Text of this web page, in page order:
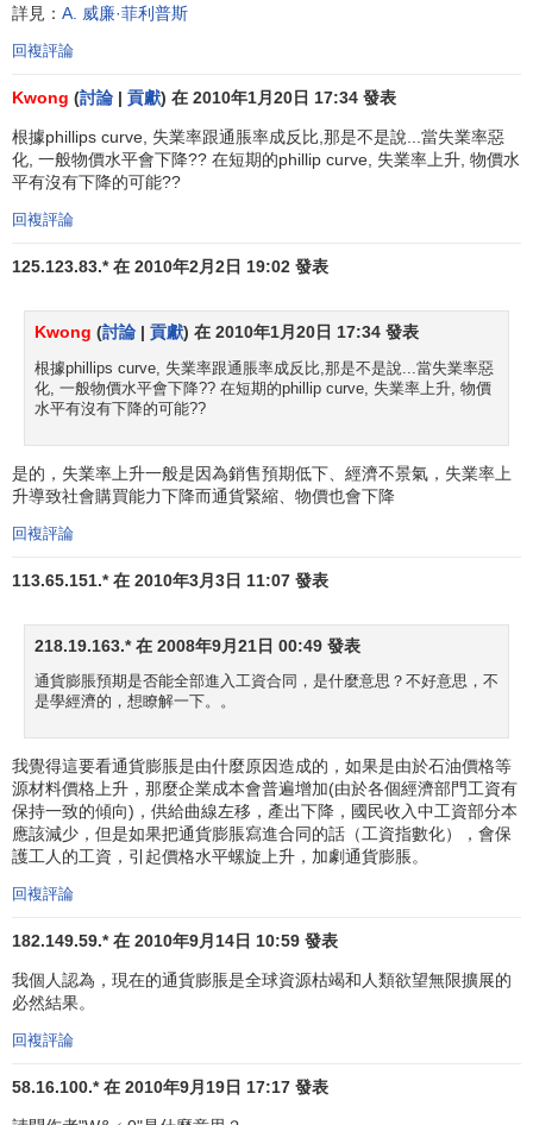
菲利浦斯曲線向右上方移動，或成為垂直線，或變成正
升，可稱為滯脹。
20世紀60年代末70年代初，各西方國家都在不同程度上
發生了停滯膨脹的現象。停滯膨脹意味著菲利普斯曲線表示
存在。
關於停滯膨脹的原因有下述幾種看法：
第一種是美國 凱恩斯學派的看法。
他們認為，在20世紀70年代初期，美國經濟遇到了一系
嚴重。在這種情況下，美國農產品的出口急劇擴大，國內食
品供給減少，造成國內食品價格在1973—1974年間上升了
35％。其次，世界範圍內某戰略原材料的短缺進一步加劇，
貶值，使美國需要支付更多的美元 才能購買到同樣數量的外
擊是石油輸出國組織大幅度提高石油價格，造成了美國能源
價格和一系列石油產品價格上升。這一系列的事件造成了通
貨膨脹。
他們還認為，由於發生了成本推進通貨膨脹，實際的消
費需求和投資需求減少，失業率趨於上升。另外，在20世紀
60年代和70年代，美國勞動力結構發生了很大變化，大批青
年人和婦女進入勞動市場。他們在勞動力中的比例增大，但
發生，菲利普斯曲線向右上方移動了。
第二種是美國供給學派的看法。
供給學派
原因，但他們認為除此之外，還有一系列的因素。首先，向
詳見： A. 威廉·菲利普斯
回複評論
Kwong (討論 | 貢獻) 在 2010年1月20日 17:34 發表
根據phillips curve, 失業率跟通脹率成反比,那是不是說...當失業率惡
化, 一般物價水平會下降?? 在短期的phillip curve, 失業率上升, 物價水
平有沒有下降的可能??
回複評論
125.123.83.* 在 2010年2月2日 19:02 發表
Kwong (討論 | 貢獻) 在 2010年1月20日 17:34 發表
根據phillips curve, 失業率跟通脹率成反比,那是不是說...當失業率惡
化, 一般物價水平會下降?? 在短期的phillip curve, 失業率上升, 物價
水平有沒有下降的可能??
是的，失業率上升一般是因為銷售預期低下、經濟不景氣，失業率上
升導致社會購買能力下降而通貨緊縮、物價也會下降
回複評論
113.65.151.* 在 2010年3月3日 11:07 發表
218.19.163.* 在 2008年9月21日 00:49 發表
通貨膨脹預期是否能全部進入工資合同，是什麼意思？不好意思，不
是學經濟的，想瞭解一下。。
我覺得這要看通貨膨脹是由什麼原因造成的，如果是由於石油價格等
源材料價格上升，那麼企業成本會普遍增加(由於各個經濟部門工資有
保持一致的傾向)，供給曲線左移，產出下降，國民收入中工資部分本
應該減少，但是如果把通貨膨脹寫進合同的話（工資指數化），會保
護工人的工資，引起價格水平螺旋上升，加劇通貨膨脹。
回複評論
182.149.59.* 在 2010年9月14日 10:59 發表
我個人認為，現在的通貨膨脹是全球資源枯竭和人類欲望無限擴展的
必然結果。
回複評論
58.16.100.* 在 2010年9月19日 17:17 發表